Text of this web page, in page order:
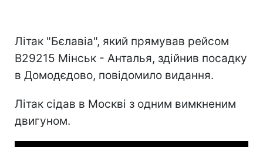
Літак "Бєлавіа", який прямував рейсом
B29215 Мінськ - Анталья, здійнив посадку
в Домодєдово, повідомило видання.
Літак сідав в Москві з одним вимкненим
двигуном.